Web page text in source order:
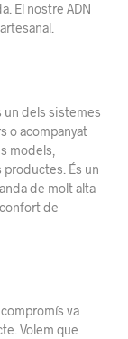
El nostre ADN
un dels sistemes
o acompanyat
models,
És un
de molt alta
de
va
Volem que